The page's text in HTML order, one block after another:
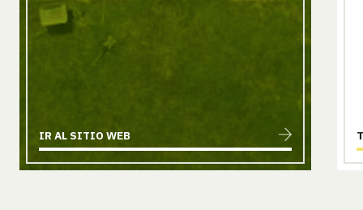
IR AL SITIO WEB